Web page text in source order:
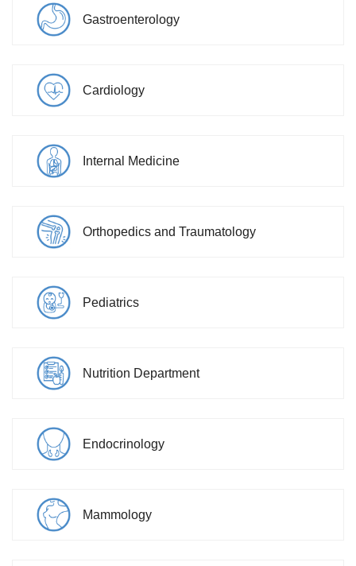
Gastroenterology
Cardiology
Internal Medicine
Orthopedics and Traumatology
Pediatrics
Nutrition Department
Endocrinology
Mammology